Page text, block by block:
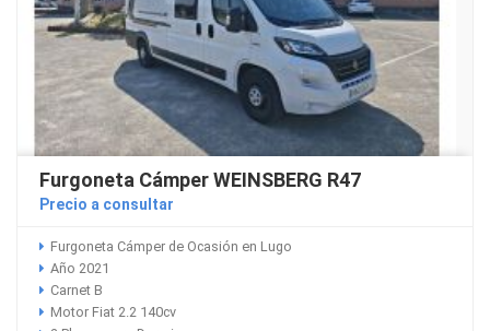
Furgoneta Cámper WEINSBERG R47
Precio a consultar
Furgoneta Cámper de Ocasión en Lugo
Año 2021
Carnet B
Motor Fiat 2.2 140cv